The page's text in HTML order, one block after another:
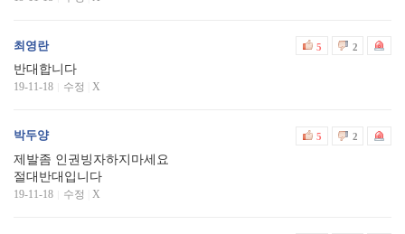
최영란 5 2
반대합니다
19-11-18 수정 X
박두양 5 2
제발좀 인권빙자하지마세요
절대반대입니다
19-11-18 수정 X